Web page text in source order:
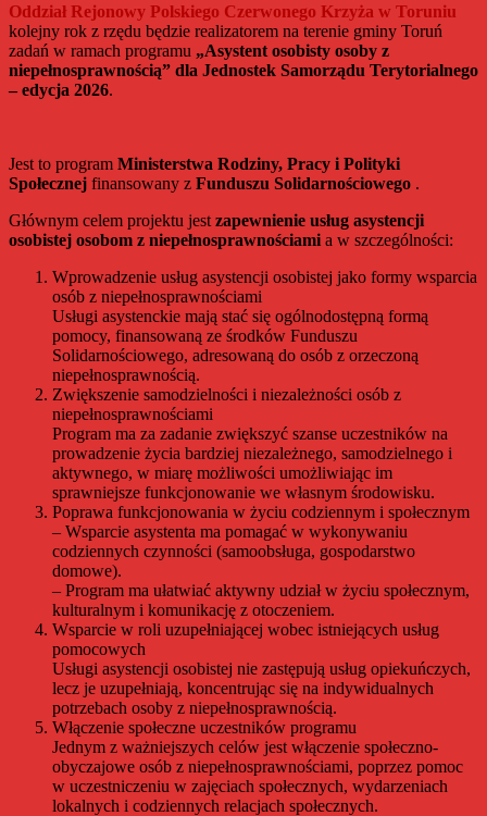
Oddział Rejonowy Polskiego Czerwonego Krzyża w Toruniu
kolejny rok z rzędu będzie realizatorem na terenie gminy Toruń
zadań w ramach programu „Asystent osobisty osoby z
niepełnosprawnością” dla Jednostek Samorządu Terytorialnego
– edycja 2026.
Jest to program Ministerstwa Rodziny, Pracy i Polityki
Społecznej finansowany z Funduszu Solidarnościowego .
Głównym celem projektu jest zapewnienie usług asystencji
osobistej osobom z niepełnosprawnościami a w szczególności:
Wprowadzenie usług asystencji osobistej jako formy wsparcia
osób z niepełnosprawnościami
Usługi asystenckie mają stać się ogólnodostępną formą
pomocy, finansowaną ze środków Funduszu
Solidarnościowego, adresowaną do osób z orzeczoną
niepełnosprawnością.
Zwiększenie samodzielności i niezależności osób z
niepełnosprawnościami
Program ma za zadanie zwiększyć szanse uczestników na
prowadzenie życia bardziej niezależnego, samodzielnego i
aktywnego, w miarę możliwości umożliwiając im
sprawniejsze funkcjonowanie we własnym środowisku.
Poprawa funkcjonowania w życiu codziennym i społecznym
– Wsparcie asystenta ma pomagać w wykonywaniu
codziennych czynności (samoobsługa, gospodarstwo
domowe).
– Program ma ułatwiać aktywny udział w życiu społecznym,
kulturalnym i komunikację z otoczeniem.
Wsparcie w roli uzupełniającej wobec istniejących usług
pomocowych
Usługi asystencji osobistej nie zastępują usług opiekuńczych,
lecz je uzupełniają, koncentrując się na indywidualnych
potrzebach osoby z niepełnosprawnością.
Włączenie społeczne uczestników programu
Jednym z ważniejszych celów jest włączenie społeczno-
obyczajowe osób z niepełnosprawnościami, poprzez pomoc
w uczestniczeniu w zajęciach społecznych, wydarzeniach
lokalnych i codziennych relacjach społecznych.